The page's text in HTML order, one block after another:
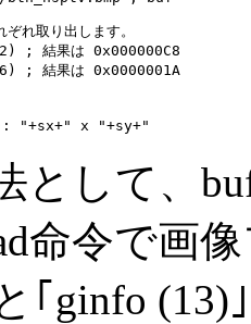
): "+sx+" x "+sy+"
として、
命令で画
｢ginfo